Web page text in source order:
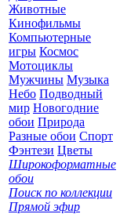
Животные
Кинофильмы
Компьютерные
игры Космос
Мотоциклы
Мужчины Музыка
Небо Подводный
мир Новогодние
обои Природа
Разные обои Спорт
Фэнтези Цветы
Широкоформатные
обои
Поиск по коллекции
Прямой эфир